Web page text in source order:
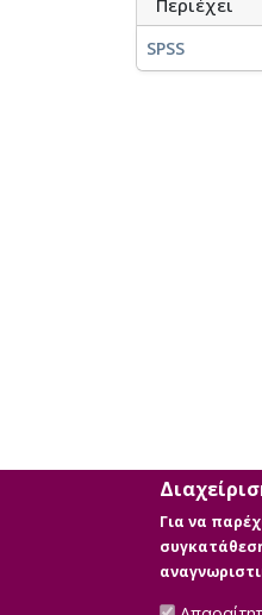
SPSS
Για να